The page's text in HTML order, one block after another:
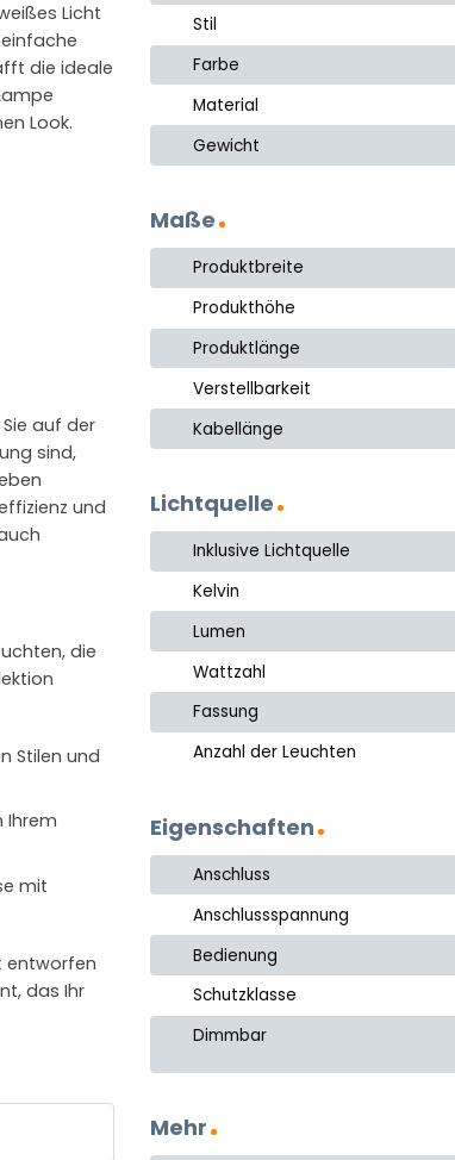
Licht
die ideale
Look.
auf der
sind,
und
die
Stilen und
Ihrem
mit
entworfen
das Ihr
Stil
Farbe
Material
Gewicht
Maße
Produktbreite
Produkthöhe
Produktlänge
Verstellbarkeit
Kabellänge
Lichtquelle
Inklusive Lichtquelle
Kelvin
Lumen
Wattzahl
Fassung
Anzahl der Leuchten
Eigenschaften
Anschluss
Anschlussspannung
Bedienung
Schutzklasse
Dimmbar
Mehr